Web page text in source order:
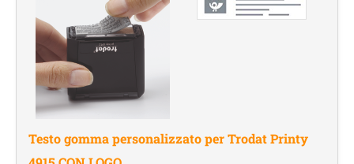
Testo gomma personalizzato per Trodat Printy